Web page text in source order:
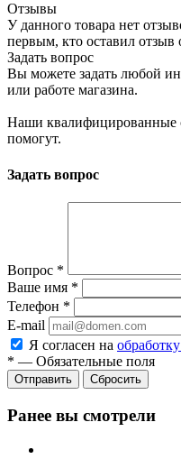
Отзывы
У данного товара нет
первым, кто оставил отзыв
Задать вопрос
Вы можете задать любой
или работе магазина.
Наши квалифицированные
помогут.
Задать вопрос
Вопрос *
Ваше имя *
Телефон *
E-mail
Я согласен на
* — Обязательные поля
Отправить Сбросить
Ранее вы смотрели